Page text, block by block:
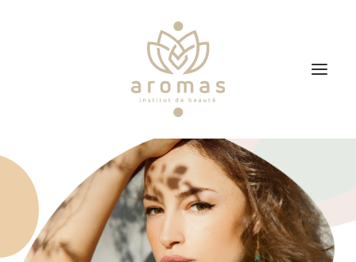
Soins
Je veux faire un bon cadeau
Plan d’accès